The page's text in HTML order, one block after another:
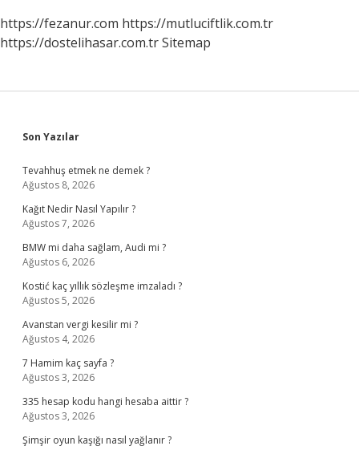
Görür
https://fezanur.com https://mutluciftlik.com.tr
https://dostelihasar.com.trSitemap
Sidebar
Son Yazılar
Tevahhuş etmek ne demek ?
Ağustos 8, 2026
Kağıt Nedir Nasıl Yapılır ?
Ağustos 7, 2026
BMW mi daha sağlam, Audi mi ?
Ağustos 6, 2026
Kostić kaç yıllık sözleşme imzaladı ?
Ağustos 5, 2026
Avanstan vergi kesilir mi ?
Ağustos 4, 2026
7 Hamim kaç sayfa ?
Ağustos 3, 2026
335 hesap kodu hangi hesaba aittir ?
Ağustos 3, 2026
Şimşir oyun kaşığı nasıl yağlanır ?